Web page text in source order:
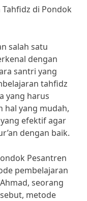
di Pondok
salah satu
dengan
santri yang
tahfidz
yang harus
hal yang mudah,
efektif agar
dengan baik.
Pesantren
pembelajaran
seorang
metode